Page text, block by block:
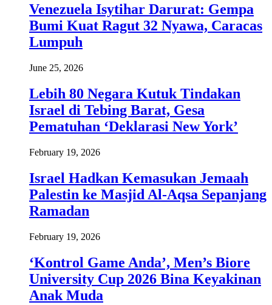
Venezuela Isytihar Darurat: Gempa
Bumi Kuat Ragut 32 Nyawa, Caracas
Lumpuh
June 25, 2026
Lebih 80 Negara Kutuk Tindakan
Israel di Tebing Barat, Gesa
Pematuhan ‘Deklarasi New York’
February 19, 2026
Israel Hadkan Kemasukan Jemaah
Palestin ke Masjid Al-Aqsa Sepanjang
Ramadan
February 19, 2026
‘Kontrol Game Anda’, Men’s Biore
University Cup 2026 Bina Keyakinan
Anak Muda